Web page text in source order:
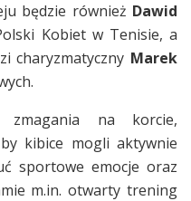
będzie również Dawid
Kobiet w Tenisie, a
charyzmatyczny Marek
zmagania na korcie,
kibice mogli aktywnie
sportowe emocje oraz
m.in. otwarty trening